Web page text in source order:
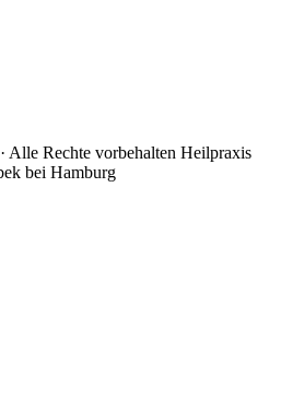
Alle Rechte vorbehalten Heilpraxis
bei Hamburg